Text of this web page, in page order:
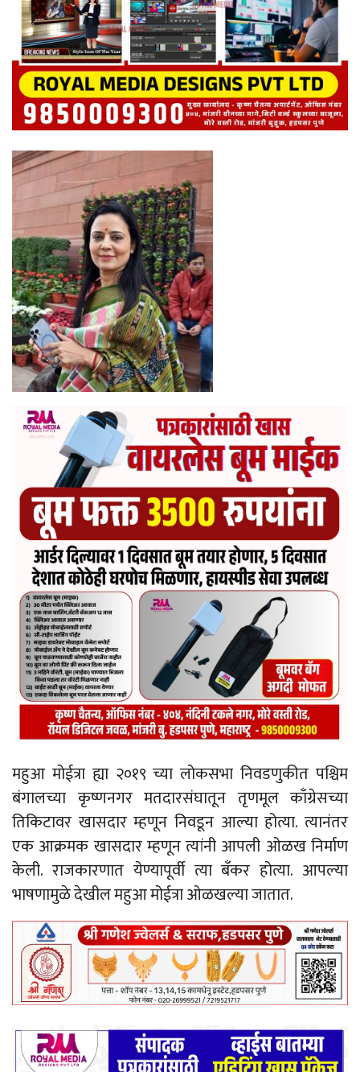
महुआ मोईत्रा ह्या २०१९ च्या लोकसभा निवडणुकीत पश्चिम
बंगालच्या कृष्णनगर मतदारसंघातून तृणमूल काँग्रेसच्या
तिकिटावर खासदार म्हणून निवडून आल्या होत्या. त्यानंतर
एक आक्रमक खासदार म्हणून त्यांनी आपली ओळख निर्माण
केली. राजकारणात येण्यापूर्वी त्या बँकर होत्या. आपल्या
भाषणामुळे देखील महुआ मोईत्रा ओळखल्या जातात.